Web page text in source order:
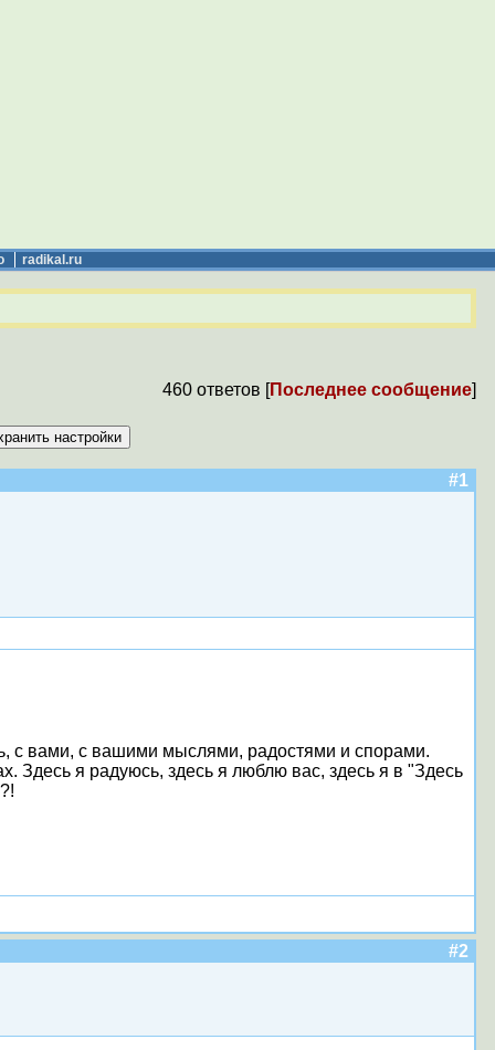
radikal.ru
460 ответов [Последнее сообщение]
#1
с вами, с вашими мыслями, радостями и спорами.
Здесь я радуюсь, здесь я люблю вас, здесь я в "Здесь
#2